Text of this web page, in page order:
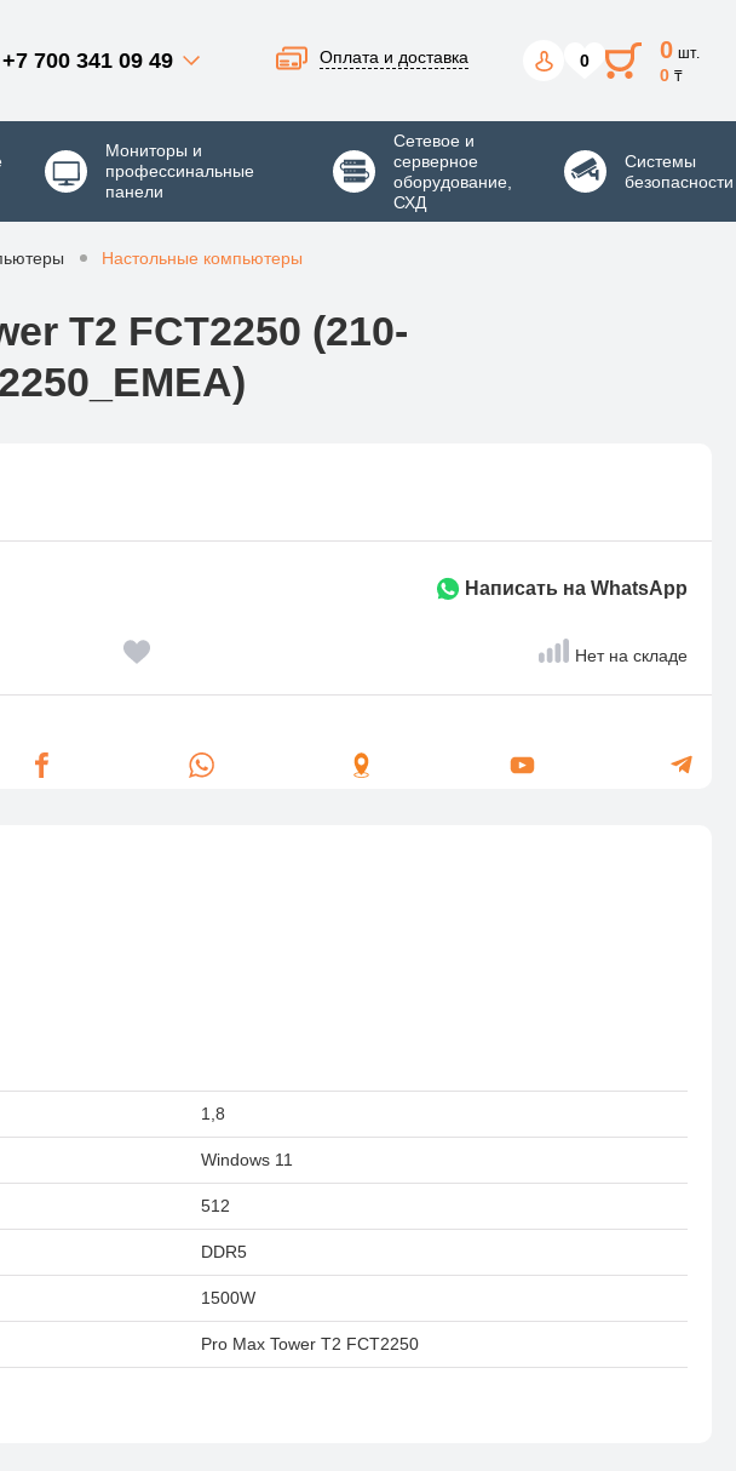
+7 700 341 09 49 Оплата и доставка 0 0 шт.
0 ₸
Мониторы и
профессинальные
панели
Сетевое и
серверное
оборудование,
СХД
Системы
безопасности
Настольные компьютеры
T2 FCT2250 (210-
1,8
Windows 11
512
DDR5
1500W
Pro Max Tower T2 FCT2250
Написать на WhatsApp
Нет на складе